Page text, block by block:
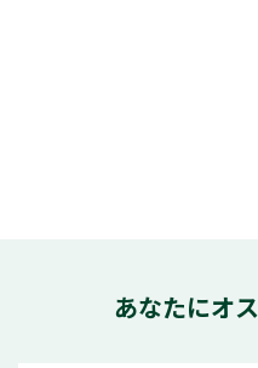
あなたにオ